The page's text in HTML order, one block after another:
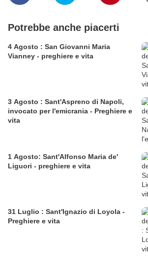
Potrebbe anche piacerti
4 Agosto : San Giovanni Maria
Vianney - preghiere e vita
3 Agosto : Sant'Aspreno di Napoli,
invocato per l'emicrania - Preghiere e
vita
1 Agosto: Sant'Alfonso Maria de'
Liguori - preghiere e vita
31 Luglio : Sant'Ignazio di Loyola -
Preghiere e vita